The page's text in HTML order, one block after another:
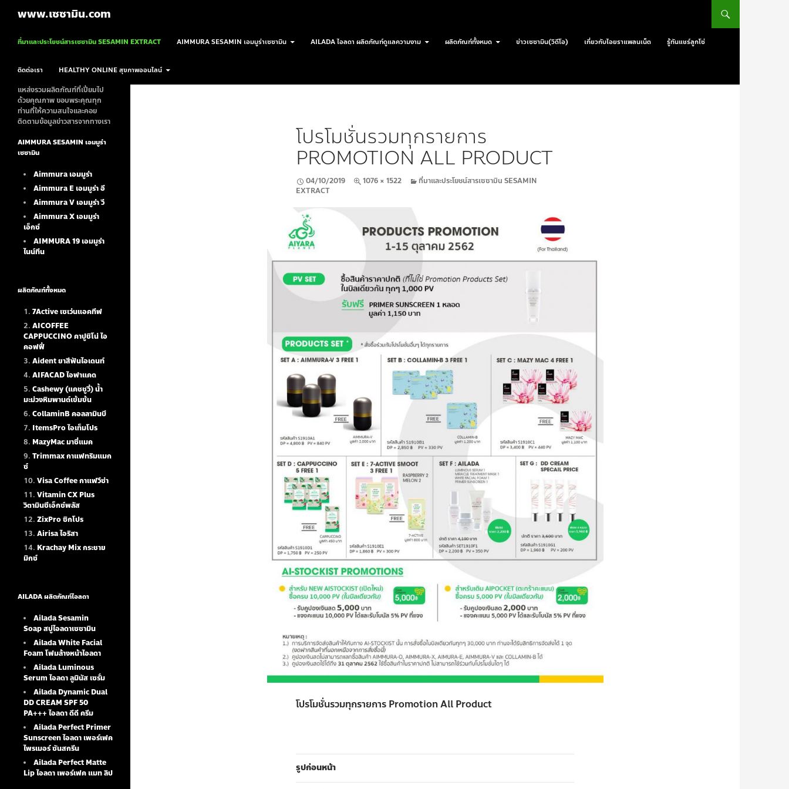
www.เซซามิน.com
ที่มาและประโยชน์สารเซซามิน SESAMIN EXTRACT
AIMMURA SESAMIN เอมมูร่าเซซามิน AILADA ไอลดา ผลิตภัณฑ์ดูแลความงาม ผลิตภัณฑ์ทั้งหมด ข่าวเซซามิน(วิดีโอ) เกี่ยวกับไอยราแพลนเน็ต รู้ทันแชร์ลูกโซ่
ติดต่อเรา HEALTHY ONLINE สุขภาพออนไลน์
โปรโมชั่นรวมทุกรายการ
PROMOTION ALL PRODUCT
04/10/2019 1076 × 1522
ที่มาและประโยชน์สารเซซามิน SESAMIN
EXTRACT
โปรโมชั่นรวมทุกรายการ Promotion All Product
รูปก่อนหน้า
แหล่งรวมผลิตภัณฑ์ที่เปี่ยมไป
ด้วยคุณภาพ ขอบพระคุณทุก
ท่านที่ให้ความสนใจและคอย
ติดตามข้อมูลข่าวสารจากทางเรา
AIMMURA SESAMIN เอมมูร่า
เซซามิน
Aimmura เอมมูร่า
Aimmura E เอมมูร่า อี
Aimmura V เอมมูร่า วี
Aimmura X เอมมูร่า
เอ็กซ์
AIMMURA 19เอมมูร่า
ไนน์ทีน
ผลิตภัณฑ์ทั้งหมด
7Active เซเว่นแอคทีฟ
AICOFFEE
CAPPUCCINO คาปูชิโน่ ไอ
คอฟฟี่
Aident ยาสีฟันไอเดนท์
AIFACAD ไอฟาแคด
Cashewy (แคชชูวี่) น้ำ
มะม่วงหิมพานต์เข้มข้น
CollaminB คอลลามินบี
ItemsPro ไอเท็มโปร
MazyMac มาซี่แมค
Trimmax กาแฟทริมแมก
ซ์
Visa Coffee กาแฟวีซ่า
Vitamin CX Plus
วิตามินซีเอ็กซ์พลัส
ZixPro ซิกโปร
Airisa ไอริสา
Krachay Mix กระชาย
มิกซ์
AILADA ผลิตภัณฑ์ไอลดา
Ailada Sesamin
Soapสบู่ไอลดาเซซามิน
Ailada White Facial
Foamโฟมล้างหน้าไอลดา
Ailada Luminous
Serumไอลดา ลูมินัส เซรั่ม
Ailada Dynamic Dual
DD CREAM SPF 50
PA+++ ไอลดา ดีดี ครีม
Ailada Perfect Primer
Sunscreen ไอลดา เพอร์เฟค
ไพรเมอร์ ซันสกรีน
Ailada Perfect Matte
Lip ไอลดา เพอร์เฟค แมท ลิป